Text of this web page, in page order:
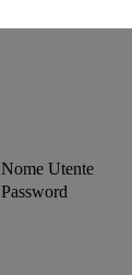
Nome Utente
Password